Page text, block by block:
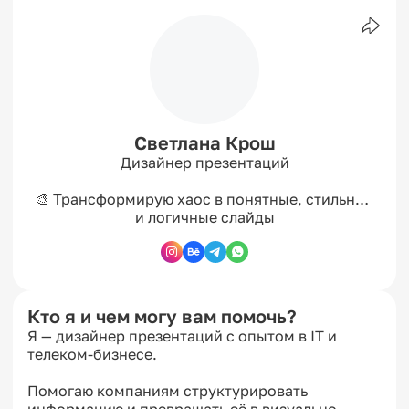
Светлана Крош
Дизайнер презентаций
🎨 Трансформирую хаос в понятные, стильные
и логичные слайды
Кто я и чем могу вам помочь?
Я — дизайнер презентаций с опытом в IT и
телеком-бизнесе.
Помогаю компаниям структурировать